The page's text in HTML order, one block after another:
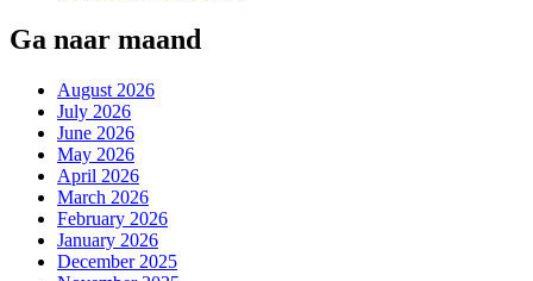
Ga naar maand
August 2026
July 2026
June 2026
May 2026
April 2026
March 2026
February 2026
January 2026
December 2025